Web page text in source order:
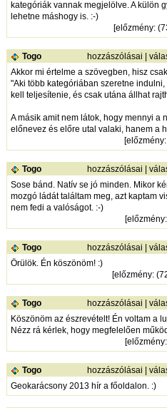
kategóriák vannak megjelölve. A külön
lehetne máshogy is. :-)
[előzmény:
Togo hozzászólásai |
Akkor mi értelme a szövegben, hisz
"Aki több kategóriában szeretne
kell teljesítenie, és csak utána állhat
A másik amit nem látok, hogy mennyi a
előnevez és előre utal valaki, hanem a
[előzmény
Togo hozzászólásai |
Sose bánd. Natív se jó minden. Mikor
mozgó ládát találtam meg, azt kaptam
nem fedi a valóságot. :-)
[előzmény
Togo hozzászólásai |
Örülök. Én köszönöm! :)
[előzmény:
Togo hozzászólásai |
Köszönöm az észrevételt! Én voltam a
Nézz rá kérlek, hogy megfelelően
[előzmény
Togo hozzászólásai |
Geokarácsony 2013 hír a főoldalon. :)